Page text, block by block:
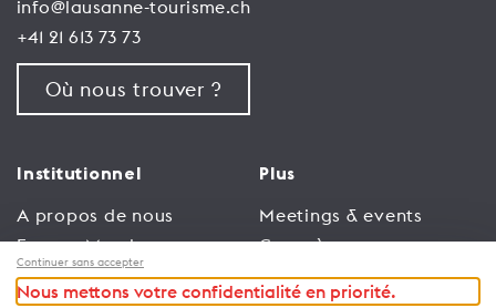
info@lausanne-tourisme.ch
+41 21 613 73 73
Où nous trouver ?
Institutionnel
A propos de nous
Espace Membres
Emploi
Plus
Meetings & events
Congrès
Trade
Continuer sans accepter
Nous mettons votre confidentialité en priorité.